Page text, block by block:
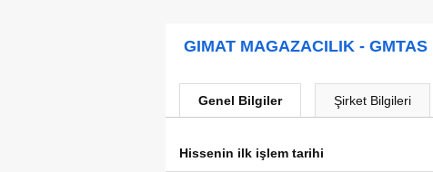
GIMAT MAGAZACILIK - GMTAS
Genel Bilgiler Şirket Bilgileri
Hissenin ilk işlem tarihi